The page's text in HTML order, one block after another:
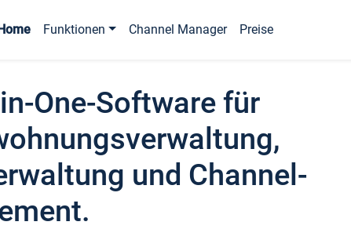
Funktionen Channel Manager Preise
One-Software für
und Channel-